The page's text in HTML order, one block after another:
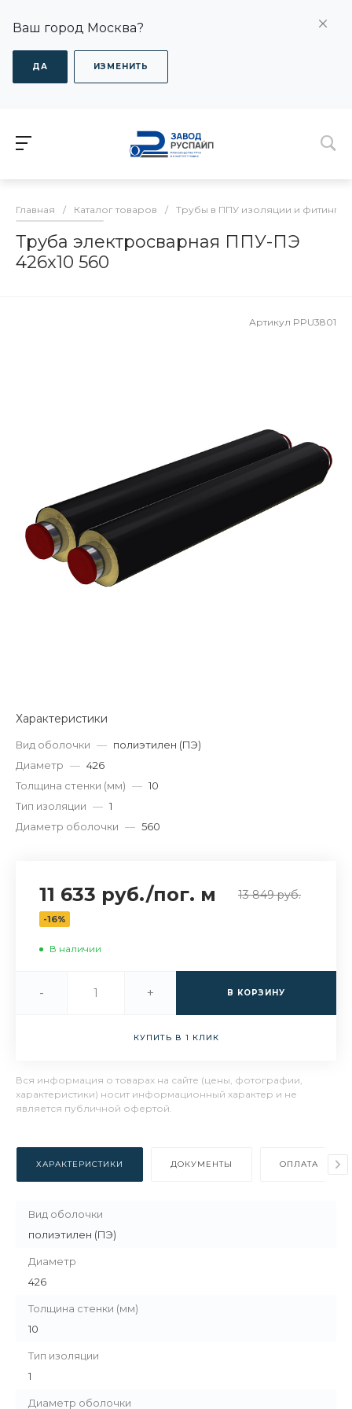
Ваш город Москва?
ДА ИЗМЕНИТЬ
Главная / Каталог товаров / Трубы в ППУ изоляции и фитинги
Труба электросварная ППУ-ПЭ
426x10 560
Артикул PPU3801
Характеристики
Вид оболочки — полиэтилен (ПЭ)
Диаметр — 426
Толщина стенки (мм) — 10
Тип изоляции — 1
Диаметр оболочки — 560
11 633 руб./пог. м 13 849 руб.
-16%
В наличии
- + В КОРЗИНУ
КУПИТЬ В 1 КЛИК
Вся информация о товарах на сайте (цены, фотографии,
характеристики) носит информационный характер и не
является публичной офертой.
ХАРАКТЕРИСТИКИ ДОКУМЕНТЫ ОПЛАТА
Вид оболочки
полиэтилен (ПЭ)
Диаметр
426
Толщина стенки (мм)
10
Тип изоляции
1
Диаметр оболочки